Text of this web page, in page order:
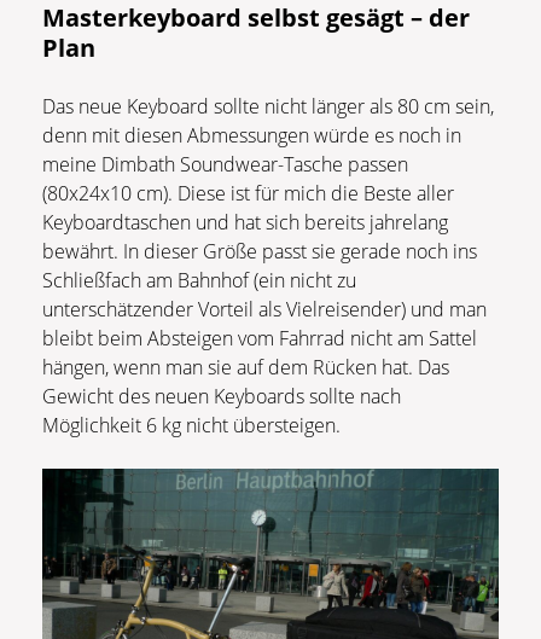
Masterkeyboard selbst gesägt – der
Plan
Das neue Keyboard sollte nicht länger als 80 cm sein,
denn mit diesen Abmessungen würde es noch in
meine Dimbath Soundwear-Tasche passen
(80x24x10 cm). Diese ist für mich die Beste aller
Keyboardtaschen und hat sich bereits jahrelang
bewährt. In dieser Größe passt sie gerade noch ins
Schließfach am Bahnhof (ein nicht zu
unterschätzender Vorteil als Vielreisender) und man
bleibt beim Absteigen vom Fahrrad nicht am Sattel
hängen, wenn man sie auf dem Rücken hat. Das
Gewicht des neuen Keyboards sollte nach
Möglichkeit 6 kg nicht übersteigen.